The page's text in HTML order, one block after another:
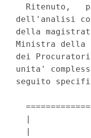
Ritenuto,
dell'analisi
della
Ministra della
dei
unita'
seguito
|
|